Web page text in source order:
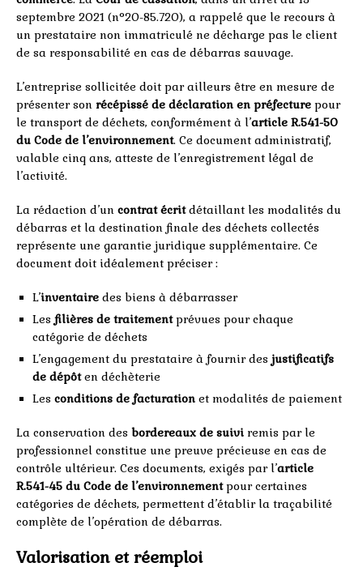
septembre 2021 (n°20-85.720), a rappelé que le recours à
un prestataire non immatriculé ne décharge pas le client
de sa responsabilité en cas de débarras sauvage.
L’entreprise sollicitée doit par ailleurs être en mesure de
présenter son récépissé de déclaration en préfecture pour
le transport de déchets, conformément à l’article R.541-50
du Code de l’environnement. Ce document administratif,
valable cinq ans, atteste de l’enregistrement légal de
l’activité.
La rédaction d’un contrat écritdétaillant les modalités du
débarras et la destination finale des déchets collectés
représente une garantie juridique supplémentaire. Ce
document doit idéalement préciser :
L’inventaire des biens à débarrasser
Les filières de traitementprévues pour chaque
catégorie de déchets
L’engagement du prestataire à fournir des justificatifs
de dépôten déchèterie
Les conditions de facturation et modalités de paiement
La conservation des bordereaux de suivi remis par le
professionnel constitue une preuve précieuse en cas de
contrôle ultérieur. Ces documents, exigés par l’article
R.541-45 du Code de l’environnementpour certaines
catégories de déchets, permettent d’établir la traçabilité
complète de l’opération de débarras.
Valorisation et réemploi